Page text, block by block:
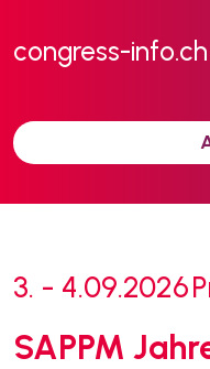
congress-info.ch
3. - 4.09.2026
SAPPM